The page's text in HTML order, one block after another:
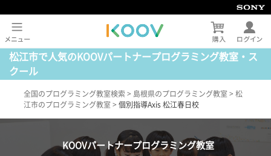
松江市で人気のKOOVパートナープログラミング教室・ス
クール
全国のプログラミング教室検索 > 島根県のプログラミング教室 > 松
江市のプログラミング教室 > 個別指導Axis 松江春日校
KOOVパートナープログラミング教室